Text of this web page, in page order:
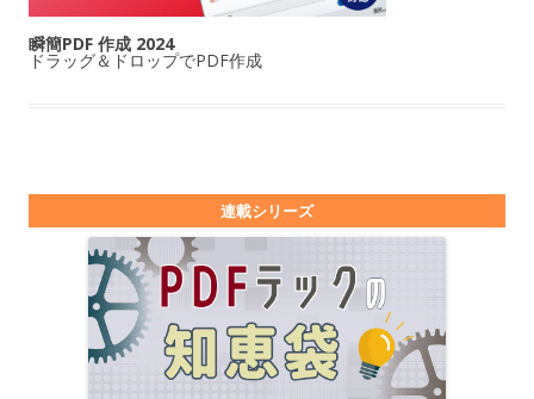
瞬簡PDF 作成 2024
ドラッグ＆ドロップでPDF作成
連載シリーズ